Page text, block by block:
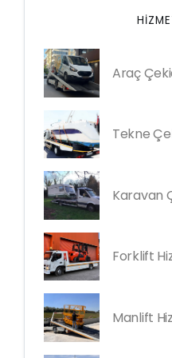
Araç
Tekne
Karavan
Forklift
Manlift